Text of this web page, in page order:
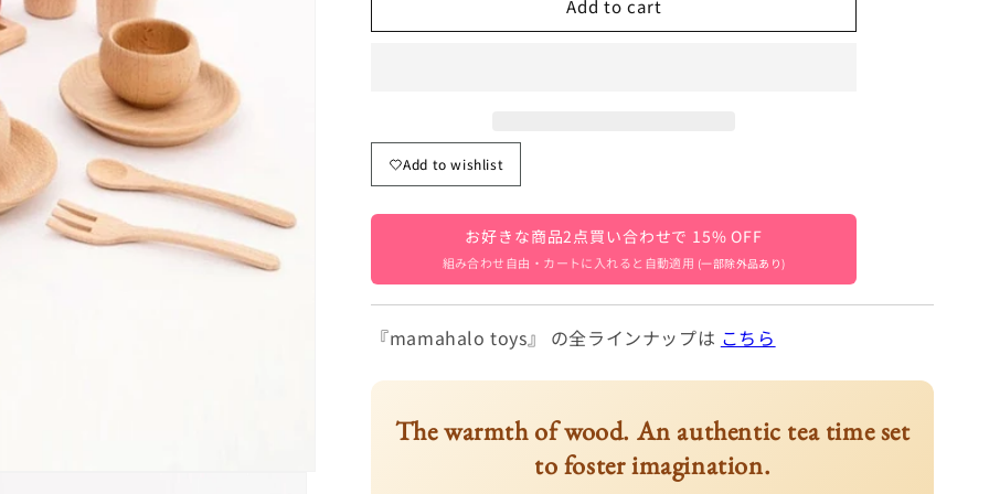
Tea
Pieces
[mh0000144]
Wooden
Tea
Pieces
[mh0000144]
Add to cart
Add to wishlist
お好きな商品2点買い合わせで 15% OFF
組み合わせ自由・カートに入れると自動適用 (一部除外品あり)
『mamahalo toys』 の全ラインナップは こちら
The warmth of wood. An authentic tea time set
to foster imagination.